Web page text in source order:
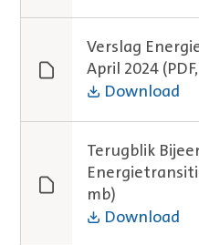
Verslag
April 2024
Download
Terugblik
mb)
Download